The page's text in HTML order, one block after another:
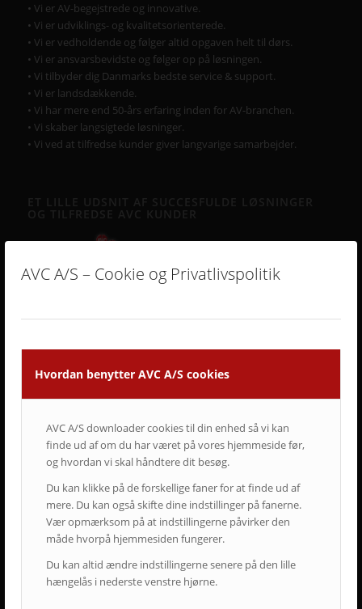
AVC A/S – Cookie og Privatlivspolitik
Hvordan benytter AVC A/S cookies
AVC A/S downloader cookies til din enhed så vi kan
finde ud af om du har været på vores hjemmeside før,
og hvordan vi skal håndtere dit besøg.
Du kan klikke på de forskellige faner for at finde ud af
mere. Du kan også skifte dine indstillinger på fanerne.
Vær opmærksom på at indstillingerne påvirker den
måde hvorpå hjemmesiden fungerer.
Du kan altid ændre indstillingerne senere på den lille
hængelås i nederste venstre hjørne.
• Vi er AV-begejstrede og innovative.
• Vi er udviklings- og kvalitetsorienterede.
• Vi er vedholdende og følger altid opgaven helt til dørs.
• Vi er ansvarsbevidste og følger op på løsningen.
• Vi tilbyder dig Danmarks bedste service & support.
• Vi er landsdækkende.
• Vi har mere end 50-års erfaring inden for AV-branchen.
• Vi skaber langsigtede løsninger.
• Vi ved at tilfredse kunder giver langvarige samarbejder.
SENESTE AVC KAMPAGNER
Kampagne – Lenovo ThinkSmart One